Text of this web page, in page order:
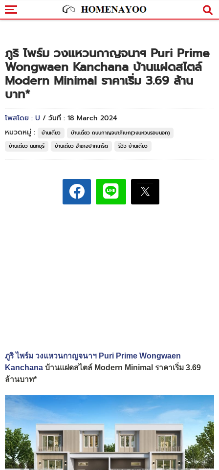
ภูริ ไพร์ม วงแหวนกาญจนาฯ Puri Prime
Wongwaen Kanchana บ้านแฝดสไตล์
Modern Minimal ราคาเริ่ม 3.69 ล้าน
บาท*
โพสโดย : U / วันที่ : 18 March 2024
หมวดหมู่ :
บ้านเดี่ยว
บ้านเดี่ยว ถนนกาญจนาภิเษก(วงแหวนรอบนอก)
บ้านเดี่ยว นนทบุรี
บ้านเดี่ยว อำเภอปากเกร็ด รีวิว บ้านเดี่ยว
ภูริ ไพร์ม วงแหวนกาญจนาฯ Puri Prime Wongwaen
Kanchana บ้านแฝดสไตล์ Modern Minimal ราคาเริ่ม 3.69
ล้านบาท*